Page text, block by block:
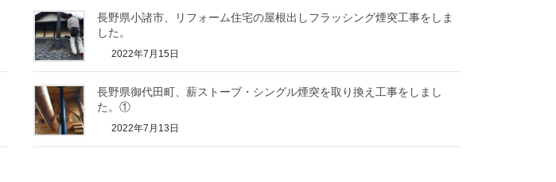
長野県小諸市、リフォーム住宅の屋根出しフラッシング煙突工事をしま
した。
2022年7月15日
長野県御代田町、薪ストーブ・シングル煙突を取り換え工事をしまし
た。①
2022年7月13日